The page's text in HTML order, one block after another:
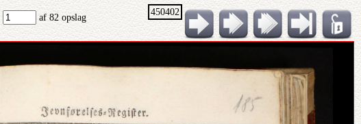
450402
af 82 opslag